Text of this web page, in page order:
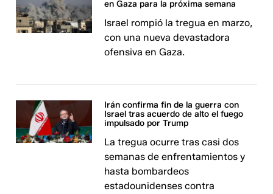
en Gaza para la próxima semana
Israel rompió la tregua en marzo,
con una nueva devastadora
ofensiva en Gaza.
Irán confirma fin de la guerra con
Israel tras acuerdo de alto el fuego
impulsado por Trump
La tregua ocurre tras casi dos
semanas de enfrentamientos y
hasta bombardeos
estadounidenses contra